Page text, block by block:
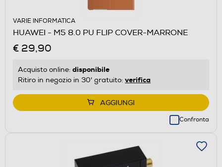
VARIE INFORMATICA
HUAWEI - M5 8.0 PU FLIP COVER-MARRONE
€ 29,90
Acquisto online: disponibile
Ritiro in negozio in 30' gratuito: verifica
AGGIUNGI
Confronta